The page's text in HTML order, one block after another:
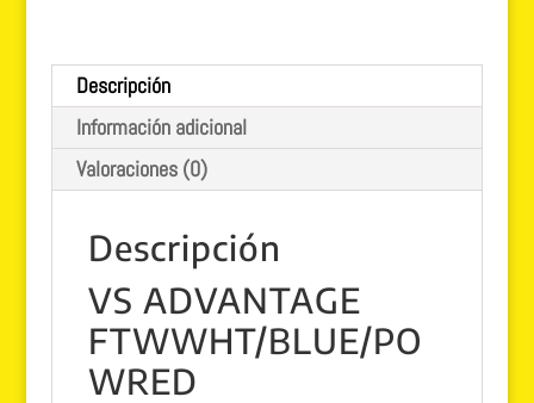
Adulto
cantidad
Descripción
Información adicional
Valoraciones (0)
Descripción
VS ADVANTAGE
FTWWHT/BLUE/PO
WRED